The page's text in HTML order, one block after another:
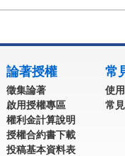
論著授權
徵集論著
啟用授權專區
權利金計算說明
授權合約書下載
投稿基本資料表
常
使
常